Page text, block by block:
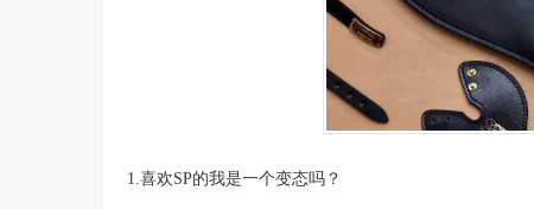
1.喜欢SP的我是一个变态吗？